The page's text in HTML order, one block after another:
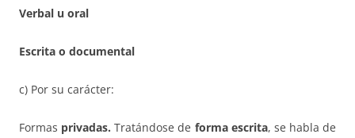
Verbal u oral
Escrita o documental
c) Por su carácter:
Formas privadas.Tratándose de forma escrita, se habla de